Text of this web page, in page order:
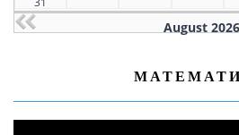
August 2026